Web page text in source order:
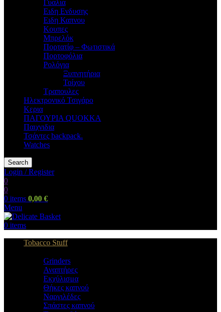
Γυαλια
Ειδη Ενδυσης
Ειδη Καπνου
Κουπες
Μπρελόκ
Πορτατίφ – Φωτιστικά
Πορτοφόλια
Ρολόγια
Ξυπνητήρια
Τοίχου
Τραπουλες
Ηλεκτρονικό Τσιγάρο
Κερια
ΠΑΓΟΥΡΙΑ QUOKKA
Παιχνιδια
Τσάντες backpack.
Watches
Search
Login / Register
0
0
0 items 0,00 €
Menu
0 items
Tobacco Stuff
Grinders
Αναπτήρες
Εκχύλισμα
Θήκες καπνού
Ναργιλέδες
Σπάστες καπνού